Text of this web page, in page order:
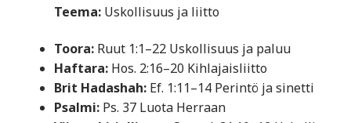
Teema:Uskollisuus ja liitto
Toora:Ruut 1:1–22 Uskollisuus ja paluu
Haftara:Hos. 2:16–20 Kihlajaisliitto
Brit Hadashah:Ef. 1:11–14 Perintö ja sinetti
Psalmi:Ps. 37 Luota Herraan